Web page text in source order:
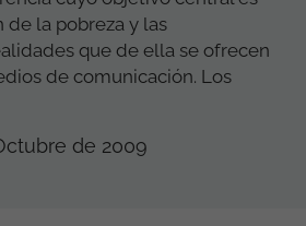
de la pobreza y las
que de ella se ofrecen
de comunicación. Los
de 2009